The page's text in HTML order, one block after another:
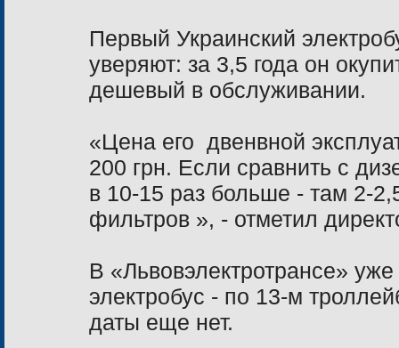
Первый Украинский
уверяют: за 3,5 года он
дешевый в обслуживании.
«Цена его двенвной
200 грн. Если сравнить с
в 10-15 раз больше - там 2-
фильтров », - отметил
В «Львовэлектротрансе» уже
электробус - по 13-м
даты еще нет.